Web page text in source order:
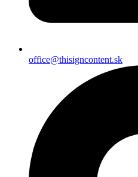
office@thisigncontent.sk